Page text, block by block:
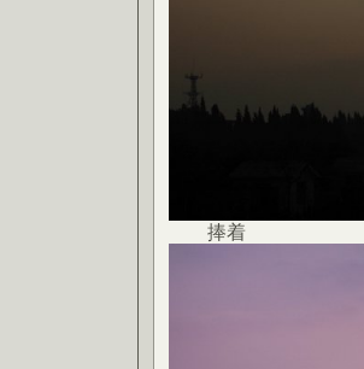
捧着